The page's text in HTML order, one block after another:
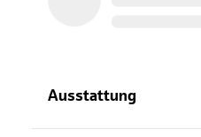
Ausstattung